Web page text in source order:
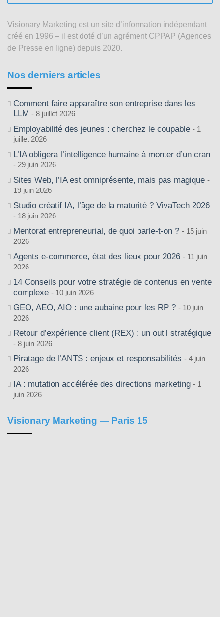
articles
2003
Visionary Marketing est un site d’information indépendant
créé en 1996 – il est doté d’un agrément CPPAP (Agences
de Presse en ligne) depuis 2020.
Nos derniers articles
Comment faire apparaître son entreprise dans les
LLM
8 juillet 2026
Employabilité des jeunes : cherchez le coupable
1
juillet 2026
L’IA obligera l’intelligence humaine à monter d’un cran
29 juin 2026
Sites Web, l’IA est omniprésente, mais pas magique
19 juin 2026
Studio créatif IA, l’âge de la maturité ? VivaTech 2026
18 juin 2026
Mentorat entrepreneurial, de quoi parle-t-on ?
15 juin
2026
Agents e-commerce, état des lieux pour 2026
11 juin
2026
14 Conseils pour votre stratégie de contenus en vente
complexe
10 juin 2026
GEO, AEO, AIO : une aubaine pour les RP ?
10 juin
2026
Retour d’expérience client (REX) : un outil stratégique
8 juin 2026
Piratage de l’ANTS : enjeux et responsabilités
4 juin
2026
IA : mutation accélérée des directions marketing
1
juin 2026
Visionary Marketing — Paris 15